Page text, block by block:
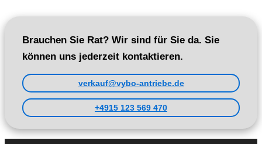
Brauchen Sie Rat? Wir sind für Sie da. Sie
können uns jederzeit kontaktieren.
verkauf@vybo-antriebe.de
+4915 123 569 470